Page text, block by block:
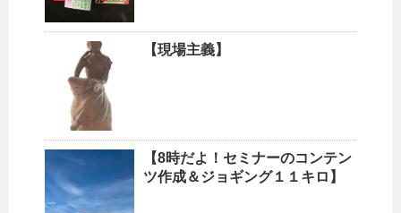
【現場主義】
【8時だよ！セミナーのコンテン
ツ作成＆ジョギング１１キロ】